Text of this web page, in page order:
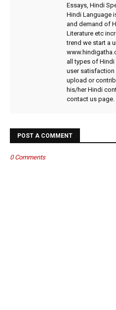
Essays, Hindi
Hindi Language
and demand of
Literature etc
trend we start a
all types of Hindi
user satisfaction
upload or
his/her Hindi
contact us page.
POST A COMMENT
0 Comments